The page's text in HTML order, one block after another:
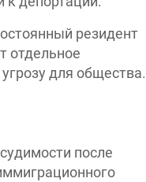
резидент
отдельное
для общества.
после